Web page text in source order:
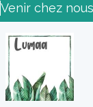
Venir chez nous